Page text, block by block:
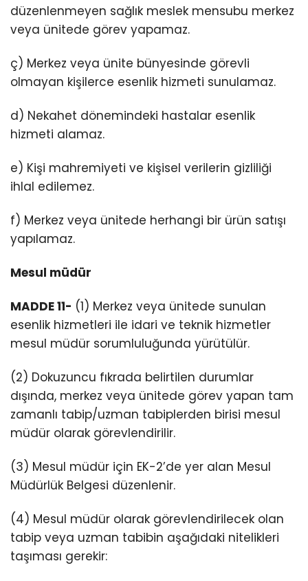
düzenlenmeyen sağlık meslek mensubu merkez
veya ünitede görev yapamaz.
ç) Merkez veya ünite bünyesinde görevli
olmayan kişilerce esenlik hizmeti sunulamaz.
d) Nekahet dönemindeki hastalar esenlik
hizmeti alamaz.
e) Kişi mahremiyeti ve kişisel verilerin gizliliği
ihlal edilemez.
f) Merkez veya ünitede herhangi bir ürün satışı
yapılamaz.
Mesul müdür
MADDE 11- (1) Merkez veya ünitede sunulan
esenlik hizmetleri ile idari ve teknik hizmetler
mesul müdür sorumluluğunda yürütülür.
(2) Dokuzuncu fıkrada belirtilen durumlar
dışında, merkez veya ünitede görev yapan tam
zamanlı tabip/uzman tabiplerden birisi mesul
müdür olarak görevlendirilir.
(3) Mesul müdür için EK-2’de yer alan Mesul
Müdürlük Belgesi düzenlenir.
(4) Mesul müdür olarak görevlendirilecek olan
tabip veya uzman tabibin aşağıdaki nitelikleri
taşıması gerekir: